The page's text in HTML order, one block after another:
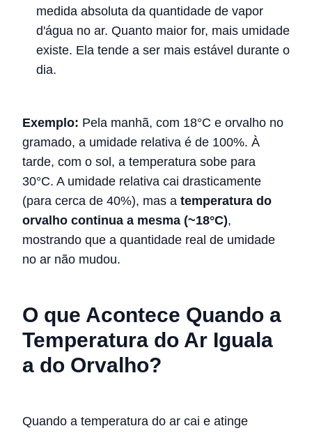
medida absoluta da quantidade de vapor
d'água no ar. Quanto maior for, mais umidade
existe. Ela tende a ser mais estável durante o
dia.
Exemplo: Pela manhã, com 18°C e orvalho no
gramado, a umidade relativa é de 100%. À
tarde, com o sol, a temperatura sobe para
30°C. A umidade relativa cai drasticamente
(para cerca de 40%), mas a temperatura do
orvalho continua a mesma (~18°C),
mostrando que a quantidade real de umidade
no ar não mudou.
O que Acontece Quando a
Temperatura do Ar Iguala
a do Orvalho?
Quando a temperatura do ar cai e atinge